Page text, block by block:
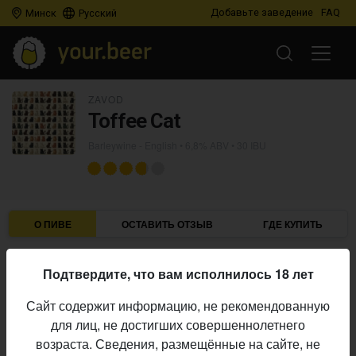
Минск Русский Добавьте заведение FAQ
Toffee Cat
О ПИВЕ ОСТАВИТЬ ОТЗЫВ ГДЕ КУПИТЬ
Пивоварня:
Алкоголь:
6,8%
Горечь:
30 IBU
Начало
Подтвердите, что вам исполнилось 18 лет
Сайт содержит информацию, не рекомендованную
для лиц, не достигших совершеннолетнего
возраста. Сведения, размещённые на сайте, не